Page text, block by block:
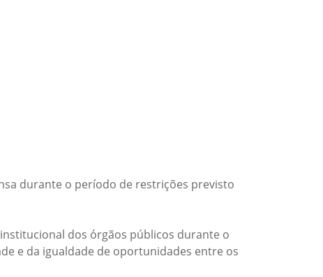
durante o período de restrições previsto
dos órgãos públicos durante o
e da igualdade de oportunidades entre os